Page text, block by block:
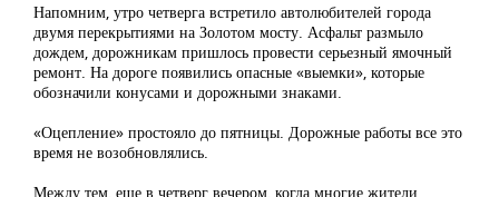
Напомним, утро четверга встретило автолюбителей города
двумя перекрытиями на Золотом мосту. Асфальт размыло
дождем, дорожникам пришлось провести серьезный ямочный
ремонт. На дороге появились опасные «выемки», которые
обозначили конусами и дорожными знаками.
«Оцепление» простояло до пятницы. Дорожные работы все это
время не возобновлялись.
Между тем, еще в четверг вечером, когда многие жители